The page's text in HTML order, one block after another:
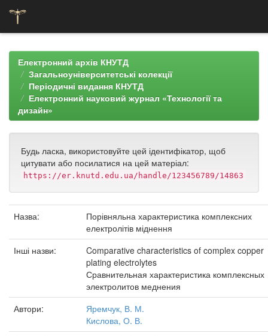
navigationЕлектронний архів КНУТД
Загальноуніверситетські колекції
Періодичні видання КНУТД
Електронний науковий журнал «Технології та
дизайн»
Будь ласка, використовуйте цей ідентифікатор, щоб
цитувати або посилатися на цей матеріал:
https://er.knutd.edu.ua/handle/123456789/14863
Назва:
Порівняльна характеристика комплексних
електролітів міднення
Інші назви:
Comparative characteristics of complex copper
plating electrolytes
Сравнительная характеристика комплексных
электролитов меднения
Автори:
Яремчук, В. М.
Кислова, О. В.